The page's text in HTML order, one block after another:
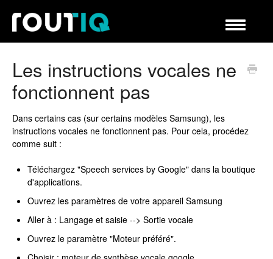
Navigation
bascule
Les instructions vocales ne
fonctionnent pas
Dans certains cas (sur certains modèles Samsung), les
instructions vocales ne fonctionnent pas. Pour cela, procédez
comme suit :
Téléchargez "Speech services by Google" dans la boutique
d'applications.
Ouvrez les paramètres de votre appareil Samsung
Aller à : Langage et saisie --> Sortie vocale
Ouvrez le paramètre "Moteur préféré".